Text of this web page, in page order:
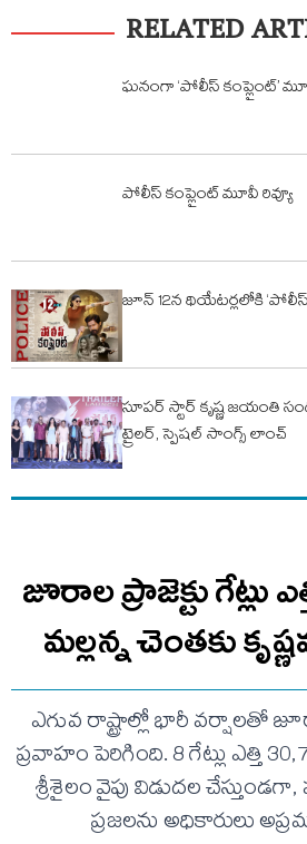
RELATED
ఘనంగా ‘పోలీస్ కంప్లైంట్’
పోలీస్ కంప్లైంట్ మూవీ రివ్యూ
జూన్ 12న థియేటర్లలోకి ‘పోలీస్
సూపర్ స్టార్ కృష్ణ జయంతి
ట్రైలర్, స్పెషల్ సాంగ్స్ లాంచ్
జూరాల ప్రాజెక్టు గేట్లు
మల్లన్న చెంతకు
ఎగువ రాష్ట్రాల్లో భారీ వర్షాలతో
ప్రవాహం పెరిగింది. 8 గేట్లు ఎత్తి
శ్రీశైలం వైపు విడుదల
ప్రజలను అధికారులు